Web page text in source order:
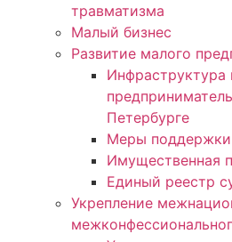
травматизма
Малый бизнес
Развитие малого
Петербурге
Меры поддержки
Имущественная
Единый реестр
Укрепление